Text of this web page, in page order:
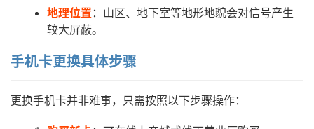
卡
百
地理位置 ：山区、地下室等地形地貌会对信号产生
较大屏蔽。
手机卡更换具体步骤
更换手机卡并非难事，只需按照以下步骤操作：